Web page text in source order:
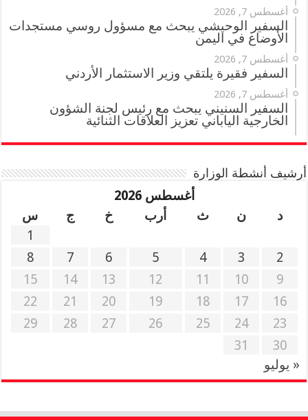
أغسطس 7, 2026
السفير الوحيشي يبحث مع مسؤول روسي مستجدات
الأوضاع في اليمن
أغسطس 7, 2026
السفير فقيرة يلتقي وزير الاستثمار الأردني
أغسطس 7, 2026
السفير السنيني يبحث مع رئيس لجنة الشؤون
الخارجية الياباني تعزيز العلاقات الثنائية
أرشيف أنشطة الوزارة
أغسطس 2026
د
ن ث أرب خ ج
س
1
2
3
4
5
6
7
8
9
10
11
12
13
14
15
16
17
18
19
20
21
22
23
24
25
26
27
28
29
30
31
« يوليو